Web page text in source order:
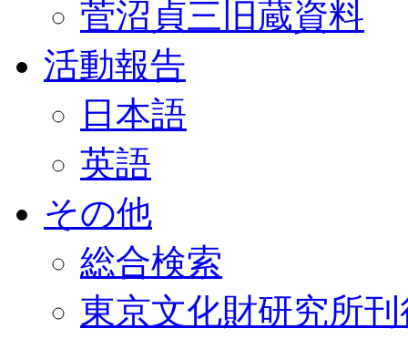
菅沼貞三旧蔵資料
活動報告
日本語
英語
その他
総合検索
東京文化財研究所